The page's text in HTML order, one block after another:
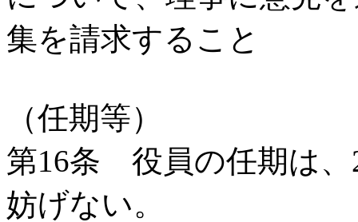
集を請求すること
（任期等）
第16条 役員の任期は、
妨げない。